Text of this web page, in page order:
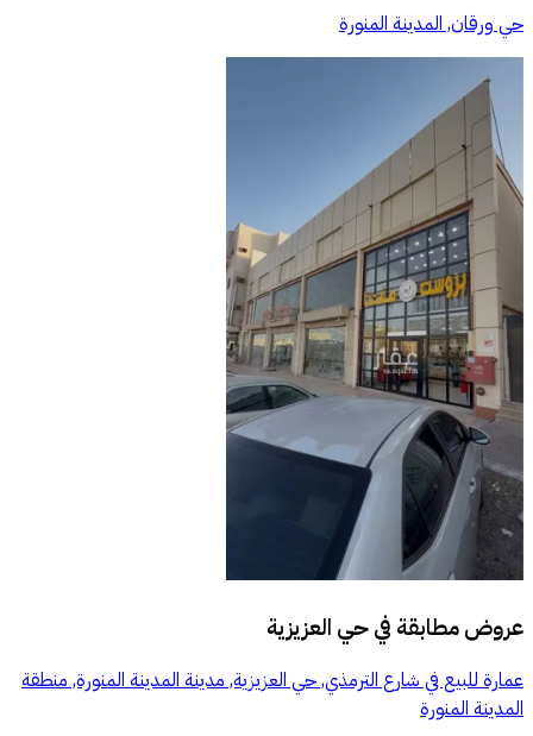
حي ورقان, المدينة المنورة
عروض مطابقة فيحي العزيزية
عمارة للبيع في شارع الترمذي, حي العزيزية, مدينة المدينة المنورة, منطقة
المدينة المنورة